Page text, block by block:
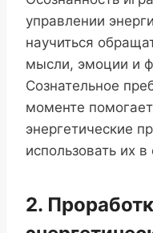
управлении
научиться
мысли, эмоции и
Сознательное
моменте
энергетические
использовать их
2.